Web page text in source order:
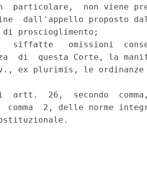
particolare,  non viene
dall'appello proposto
di proscioglimento;
siffatte   omissioni
di  questa Corte, la
ex plurimis, le ordinanze
artt.  26,  secondo
2, delle norme